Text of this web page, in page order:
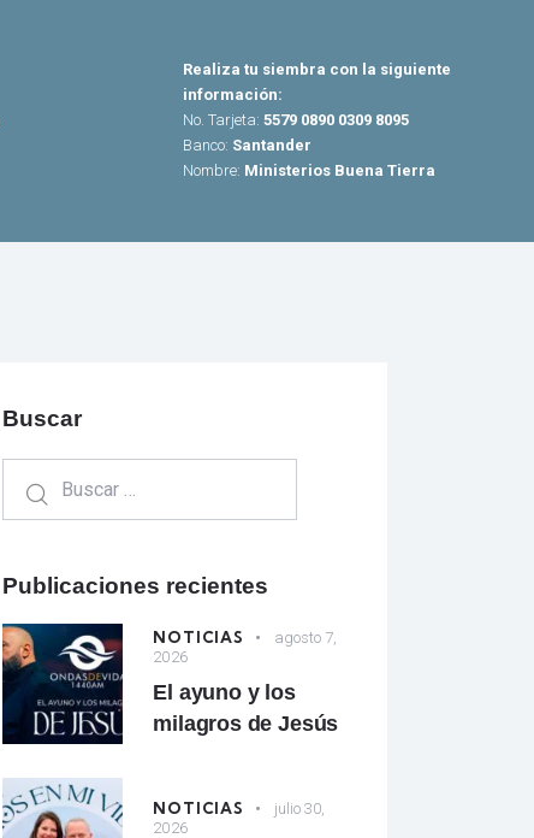
Realiza tu siembra con la siguiente
información:
No. Tarjeta: 5579 0890 0309 8095
Banco: Santander
Nombre: Ministerios Buena Tierra
Buscar
Publicaciones recientes
NOTICIAS
agosto 7,
2026
El ayuno y los
milagros de Jesús
NOTICIAS
julio 30,
2026